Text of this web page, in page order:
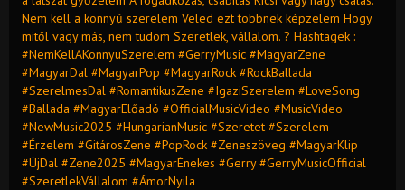
Nem kell a könnyű szerelem Veled ezt többnek képzelem Hogy
mitől vagy más, nem tudom Szeretlek, vállalom. ? Hashtagek :
#NemKellAKonnyuSzerelem #GerryMusic #MagyarZene
#MagyarDal #MagyarPop #MagyarRock #RockBallada
#SzerelmesDal #RomantikusZene #IgaziSzerelem #LoveSong
#Ballada #MagyarElőadó #OfficialMusicVideo #MusicVideo
#NewMusic2025 #HungarianMusic #Szeretet #Szerelem
#Érzelem #GitárosZene #PopRock #Zeneszöveg #MagyarKlip
#ÚjDal #Zene2025 #MagyarÉnekes #Gerry #GerryMusicOfficial
#SzeretlekVállalom #ÁmorNyila